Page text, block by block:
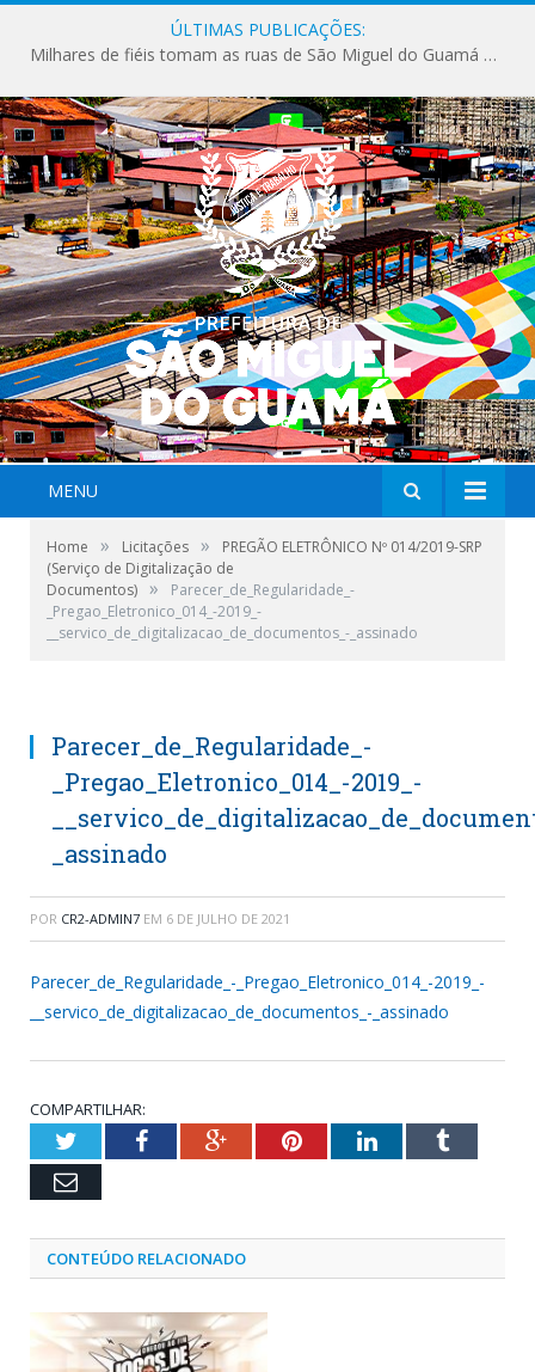
ÚLTIMAS PUBLICAÇÕES:
Milhares de fiéis tomam as ruas de São Miguel do Guamá em uma grande celebração de fé na Marcha para Jesus 2026.
MENU
Home » Licitações »
PREGÃO ELETRÔNICO Nº 014/2019-SRP
(Serviço de Digitalização de
Documentos) »
Parecer_de_Regularidade_-
_Pregao_Eletronico_014_-2019_-
__servico_de_digitalizacao_de_documentos_-_assinado
Parecer_de_Regularidade_-
_Pregao_Eletronico_014_-2019_-
_assinado
POR CR2-ADMIN7 EM 6 DE JULHO DE 2021
Parecer_de_Regularidade_-_Pregao_Eletronico_014_-2019_-
__servico_de_digitalizacao_de_documentos_-_assinado
COMPARTILHAR:
TwitterFacebookGoogle+PinterestLinkedInTumblr
Email
CONTEÚDO RELACIONADO